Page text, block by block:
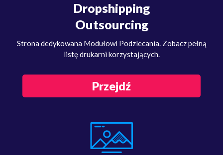
Dropshipping
Outsourcing
Strona dedykowana Modułowi Podzlecania. Zobacz pełną
listę drukarni korzystających.
Przejdź